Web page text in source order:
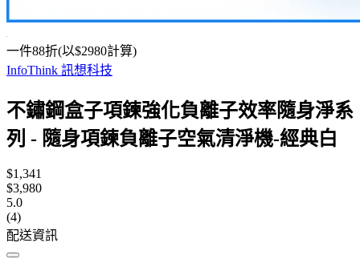
一件88折(以$2980計算)
InfoThink 訊想科技
不鏽鋼盒子項鍊強化負離子效率隨身淨系
列 - 隨身項鍊負離子空氣清淨機-經典白
$1,341
$3,980
5.0
(4)
配送資訊